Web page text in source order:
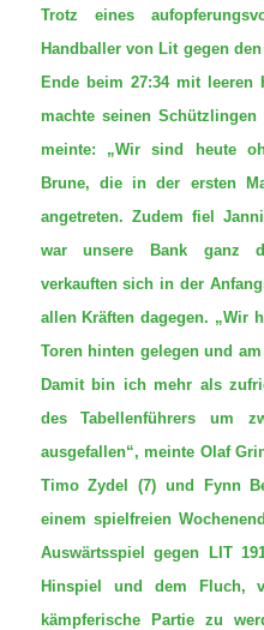
Trotz eines
Handballer von Lit gegen
Ende beim 27:34 mit leeren
machte seinen
meinte: „Wir sind heute
Brune, die in der ersten
angetreten. Zudem fiel
war unsere Bank ganz
verkauften sich in der
allen Kräften dagegen. „Wir
Toren hinten gelegen und
Damit bin ich mehr als
des Tabellenführers um
ausgefallen“, meinte Olaf
Timo Zydel (7) und Fynn
einem spielfreien
Auswärtsspiel gegen LIT
Hinspiel und dem Fluch,
kämpferische Partie zu